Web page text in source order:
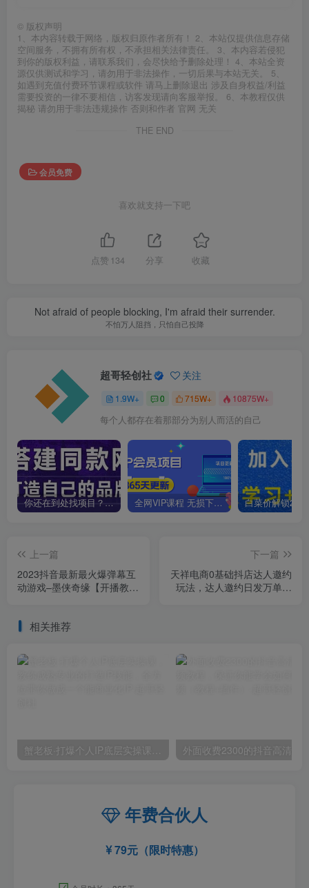
© 版权声明
1、本内容转载于网络，版权归原作者所有！ 2、本站仅提供信息存储
空间服务，不拥有所有权，不承担相关法律责任。 3、本内容若侵犯
到你的版权利益，请联系我们，会尽快给予删除处理！ 4、本站全资
源仅供测试和学习，请勿用于非法操作，一切后果与本站无关。 5、
如遇到充值付费环节课程或软件 请马上删除退出 涉及自身权益/利益
需要投资的一律不要相信，访客发现请向客服举报。 6、本教程仅供
揭秘 请勿用于非法违规操作 否则和作者 官网 无关
THE END
会员免费
喜欢就支持一下吧
点赞 134 分享 收藏
Not afraid of people blocking, I'm afraid their surrender.
不怕万人阻挡，只怕自己投降
超哥轻创社 关注
1.9W+ 0 715W+ 10875W+
每个人都存在着那部分为别人而活的自己
你还在到处找项目？还在当韭菜？我靠卖项目一个月收入5万+，曾经我也是个失败者。 全网VIP课程 无损下载~
上一篇
2023抖音最新最火爆弹幕互
动游戏–墨侠奇缘【开播教程
下一篇
天祥电商0基础抖店达人邀约
玩法，达人邀约日发万单，
相关推荐
蟹老板·打爆个人IP底层实操课，教你成熟专业的打造IP技能，全方位带你做成一个能商业化IP
年费合伙人
79元（限时特惠）